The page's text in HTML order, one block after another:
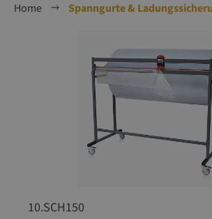
Home
Spanngurte &
10.SCH150